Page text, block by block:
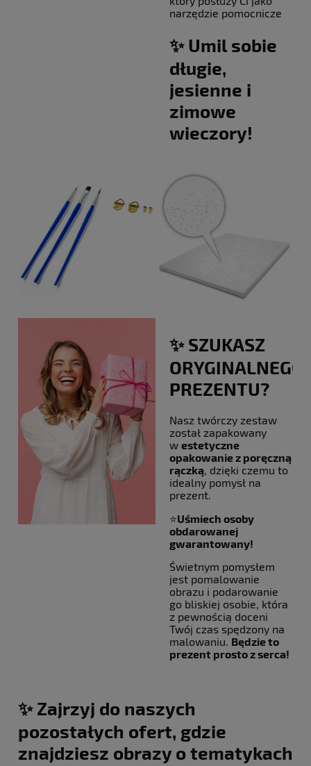
narzędzie pomocnicze
✨ Umil sobie
długie,
jesienne i
zimowe
wieczory!
✨ SZUKASZ
ORYGINALNEGO
PREZENTU?
Nasz twórczy zestaw
został zapakowany
w estetyczne
opakowanie z poręczną
rączką, dzięki czemu to
idealny pomysł na
prezent.
⭐Uśmiech osoby
obdarowanej
gwarantowany!
Świetnym pomysłem
jest pomalowanie
obrazu i podarowanie
go bliskiej osobie, która
z pewnością doceni
Twój czas spędzony na
malowaniu. Będzie to
prezent prosto z serca!
✨ Zajrzyj do naszych
pozostałych ofert, gdzie
znajdziesz obrazy o tematykach